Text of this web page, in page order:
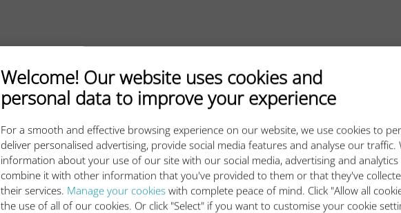
Welcome! Our website uses cookies and
personal data to improve your experience
For a smooth and effective browsing experience on our website, we use cookies to
deliver personalised advertising, provide social media features and analyse our traffic.
information about your use of our site with our social media, advertising and
combine it with other information that you've provided to them or that they've
their services. Manage your cookies with complete peace of mind. Click "Allow all
the use of all of our cookies. Or click "Select" if you want to customise your cookie
下一步